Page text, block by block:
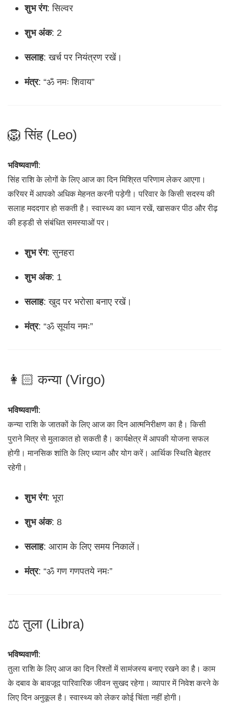
शुभ रंग: सिल्वर
शुभ अंक: 2
सलाह: खर्च पर नियंत्रण रखें।
मंत्र: “ॐ नमः शिवाय”
🦁 सिंह (Leo)
भविष्यवाणी:
सिंह राशि के लोगों के लिए आज का दिन मिश्रित परिणाम लेकर आएगा।
करियर में आपको अधिक मेहनत करनी पड़ेगी। परिवार के किसी सदस्य की
सलाह मददगार हो सकती है। स्वास्थ्य का ध्यान रखें, खासकर पीठ और रीढ़
की हड्डी से संबंधित समस्याओं पर।
शुभ रंग: सुनहरा
शुभ अंक: 1
सलाह: खुद पर भरोसा बनाए रखें।
मंत्र: “ॐ सूर्याय नमः”
👩🏻 कन्या (Virgo)
भविष्यवाणी:
कन्या राशि के जातकों के लिए आज का दिन आत्मनिरीक्षण का है। किसी
पुराने मित्र से मुलाकात हो सकती है। कार्यक्षेत्र में आपकी योजना सफल
होगी। मानसिक शांति के लिए ध्यान और योग करें। आर्थिक स्थिति बेहतर
रहेगी।
शुभ रंग: भूरा
शुभ अंक: 8
सलाह: आराम के लिए समय निकालें।
मंत्र: “ॐ गण गणपतये नमः”
⚖ तुला (Libra)
भविष्यवाणी:
तुला राशि के लिए आज का दिन रिश्तों में सामंजस्य बनाए रखने का है। काम
के दबाव के बावजूद पारिवारिक जीवन सुखद रहेगा। व्यापार में निवेश करने के
लिए दिन अनुकूल है। स्वास्थ्य को लेकर कोई चिंता नहीं होगी।